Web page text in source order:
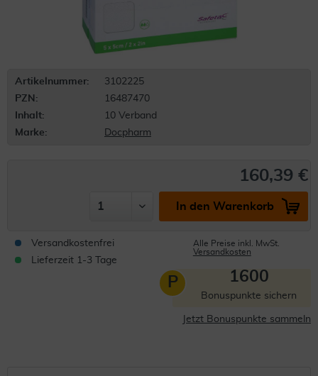
Artikelnummer:
3102225
PZN:
16487470
Inhalt:
10 Verband
Marke:
Docpharm
160,39 €
In den Warenkorb
Versandkostenfrei
Lieferzeit 1-3 Tage
Alle Preise inkl. MwSt.
Versandkosten
P 1600
Bonuspunkte sichern
Jetzt Bonuspunkte sammeln